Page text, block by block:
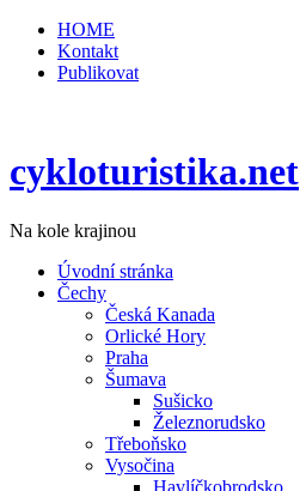
HOME
Kontakt
Publikovat
cykloturistika.net
Na kole krajinou
Úvodní stránka
Čechy
Česká Kanada
Orlické Hory
Praha
Šumava
Sušicko
Železnorudsko
Třeboňsko
Vysočina
Havlíčkobrodsko